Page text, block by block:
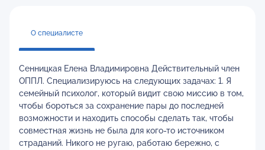
О специалисте
Сенницкая Елена Владимировна Действительный член
ОППЛ. Специализируюсь на следующих задачах: 1. Я
семейный психолог, который видит свою миссию в том,
чтобы бороться за сохранение пары до последней
возможности и находить способы сделать так, чтобы
совместная жизнь не была для кого-то источником
страданий. Никого не ругаю, работаю бережно, с